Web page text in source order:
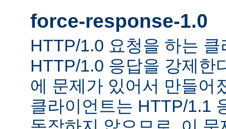
force-response-1.0
HTTP/1.0 요청을 하는
HTTP/1.0 응답을 강제한
에 문제가 있어서 만들어
클라이언트는 HTTP/1.1